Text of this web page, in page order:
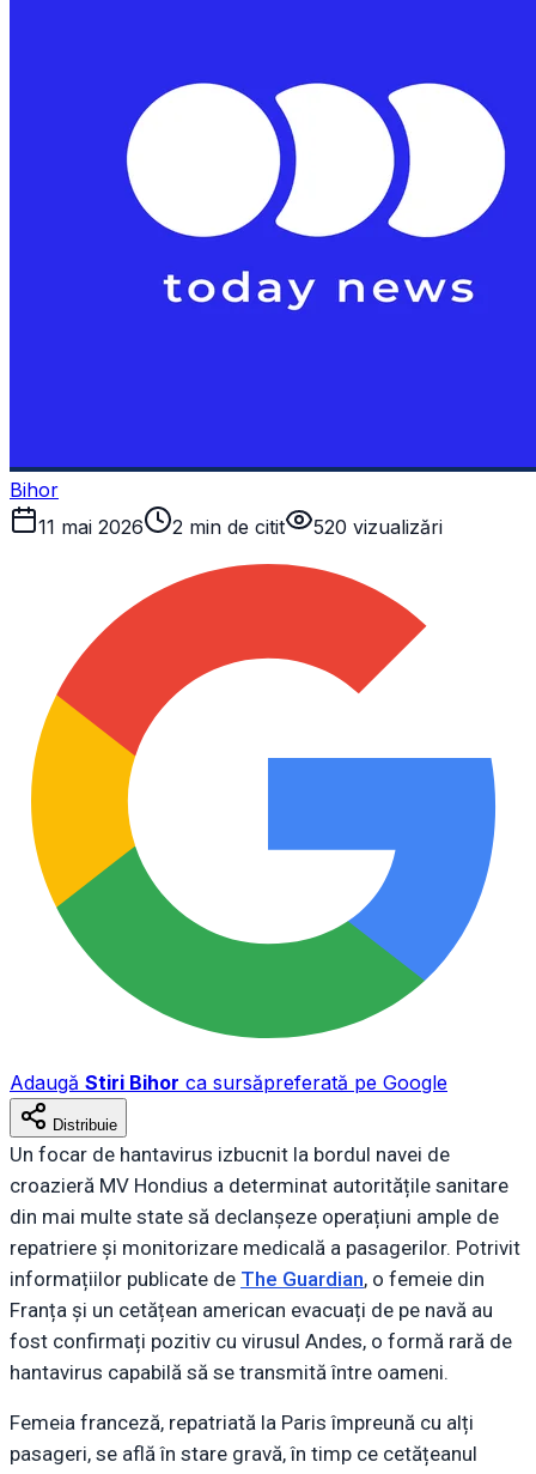
Bihor
11 mai 2026
2 min de citit 520 vizualizări
Adaugă Stiri Bihor ca sursăpreferată pe Google
Distribuie
Un focar de hantavirus izbucnit la bordul navei de
croazieră MV Hondius a determinat autoritățile sanitare
din mai multe state să declanșeze operațiuni ample de
repatriere și monitorizare medicală a pasagerilor. Potrivit
informațiilor publicate de The Guardian, o femeie din
Franța și un cetățean american evacuați de pe navă au
fost confirmați pozitiv cu virusul Andes, o formă rară de
hantavirus capabilă să se transmită între oameni.
Femeia franceză, repatriată la Paris împreună cu alți
pasageri, se află în stare gravă, în timp ce cetățeanul